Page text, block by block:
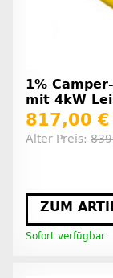
1%
mit 4kW
817,00 €
Alter Preis:
ZUM
Sofort verfügbar